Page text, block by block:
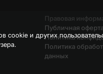
Правовая
Публичная оферта
Политика
Политика
данных
cookie и других